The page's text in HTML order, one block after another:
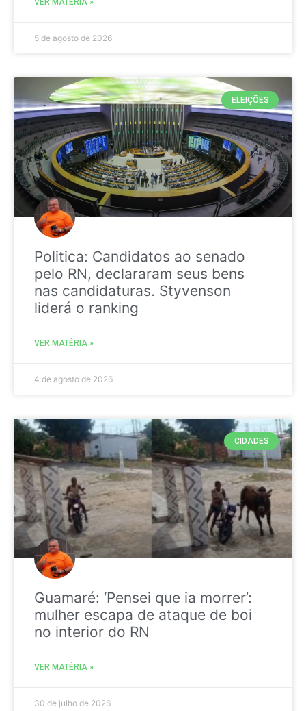
5 de agosto de 2026
ELEIÇÕES
Politica: Candidatos ao senado
pelo RN, declararam seus bens
nas candidaturas. Styvenson
liderá o ranking
VER MATÉRIA »
4 de agosto de 2026
CIDADES
Guamaré: ‘Pensei que ia morrer’:
mulher escapa de ataque de boi
no interior do RN
VER MATÉRIA »
30 de julho de 2026